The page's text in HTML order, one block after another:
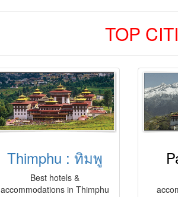
TOP
Thimphu : ทิมพู
Best hotels &
accommodations in Thimphu